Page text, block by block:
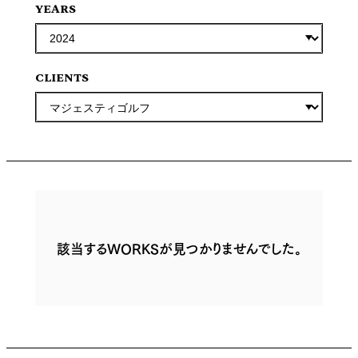
YEARS
CLIENTS
該当するWORKSが見つかりませんでした。